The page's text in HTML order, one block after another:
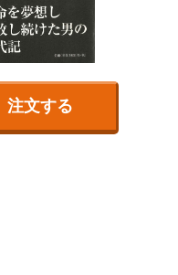
注文する